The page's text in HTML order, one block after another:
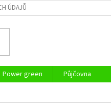
ÚDAJŮ
Power green
Půjčovna